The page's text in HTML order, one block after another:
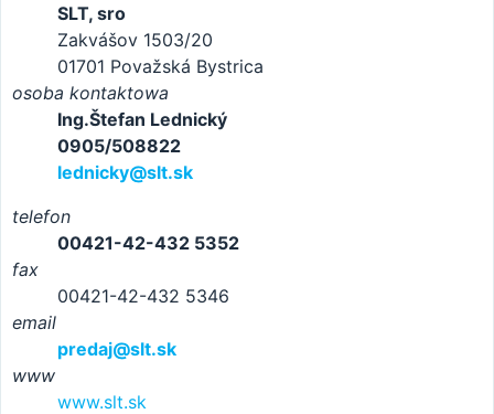
SLT, sro
Zakvášov 1503/20
01701 Považská Bystrica
osoba kontaktowa
Ing.Štefan Lednický
0905/508822
lednicky@slt.sk
telefon
00421-42-432 5352
fax
00421-42-432 5346
email
predaj@slt.sk
www
www.slt.sk